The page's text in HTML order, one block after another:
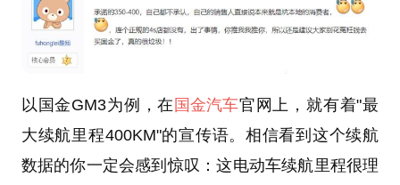
以国金GM3为例，在 国金汽车官网上，就有着"最
大续航里程400KM"的宣传语。相信看到这个续航
数据的你一定会感到惊叹：这电动车续航里程很理